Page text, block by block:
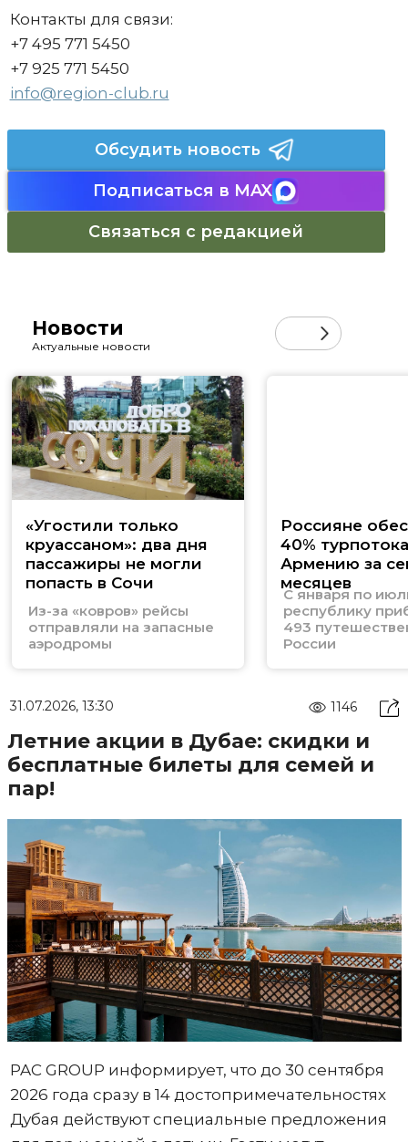
Контакты для связи:
+7 495 771 5450
+7 925 771 5450
info@region-club.ru
Обсудить новость
Подписаться в MAX
Связаться с редакцией
Новости
Актуальные новости
«Угостили только
круассаном»: два дня
пассажиры не могли
попасть в Сочи
Из-за «ковров» рейсы
отправляли на запасные
аэродромы
Россияне
40%
Армению за
месяцев
С января по
республику
493
России
31.07.2026, 13:30 1146
Летние акции в Дубае: скидки и
бесплатные билеты для семей и
пар!
PAC GROUP информирует, что до 30 сентября
2026 года сразу в 14 достопримечательностях
Дубая действуют специальные предложения